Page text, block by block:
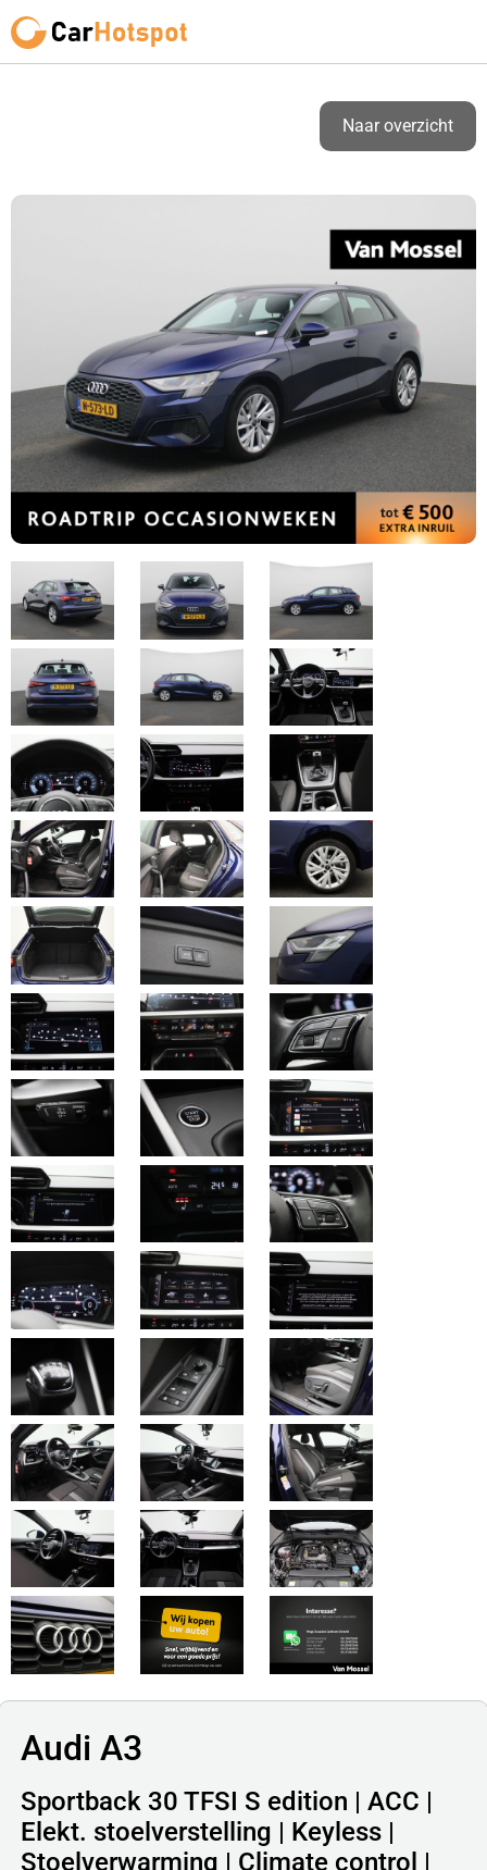
Naar overzicht
Audi A3
Sportback 30 TFSI S edition | ACC |
Elekt. stoelverstelling | Keyless |
Stoelverwarming | Climate control |